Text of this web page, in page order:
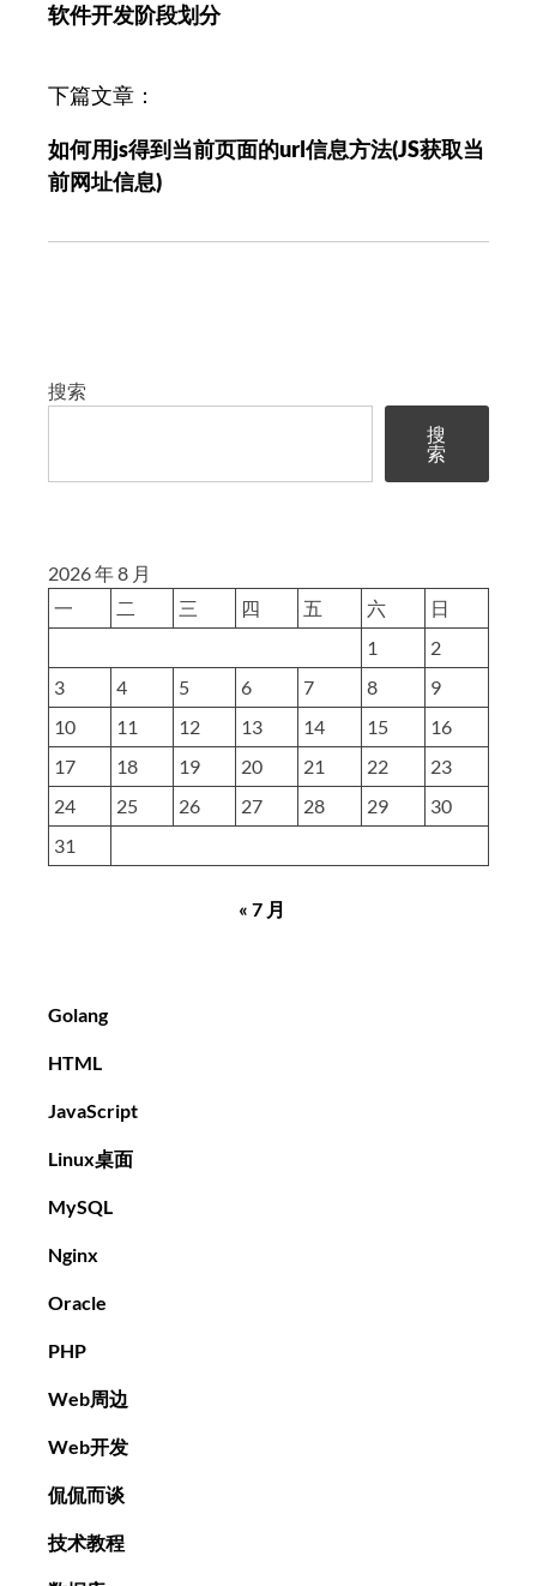
导
软件开发阶段划分
下篇文章：
如何用js得到当前页面的url信息方法(JS获取当
前网址信息)
搜索
搜
索
2026 年 8 月
一
二 三 四 五 六
日
1
2
3
4 5 6 7 8
9
10
11 12 13 14 15
16
17
18 19 20 21 22
23
24
25 26 27 28 29
30
31
« 7 月
Golang
HTML
JavaScript
Linux桌面
MySQL
Nginx
Oracle
PHP
Web周边
Web开发
侃侃而谈
技术教程